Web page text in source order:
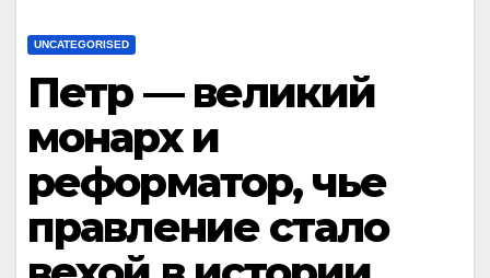
UNCATEGORISED
Петр — великий
монарх и
реформатор, чье
правление стало